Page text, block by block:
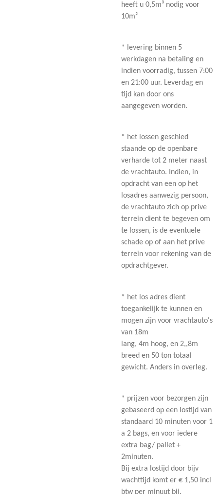
heeft u 0,5m³ nodig voor
10m²
* levering binnen 5
werkdagen na betaling en
indien voorradig, tussen 7:00
en 21:00 uur. Leverdag en
tijd kan door ons
aangegeven worden.
* het lossen geschied
staande op de openbare
verharde tot 2 meter naast
de vrachtauto. Indien, in
opdracht van een op het
losadres aanwezig persoon,
de vrachtauto zich op prive
terrein dient te begeven om
te lossen, is de eventuele
schade op of aan het prive
terrein voor rekening van de
opdrachtgever.
* het los adres dient
toegankelijk te kunnen en
mogen zijn voor vrachtauto's
van 18m
lang, 4m hoog, en 2,,8m
breed en 50 ton totaal
gewicht. Anders in overleg.
* prijzen voor bezorgen zijn
gebaseerd op een lostijd van
standaard 10 minuten voor 1
a 2 bags, en voor iedere
extra bag/ pallet +
2minuten.
Bij extra lostijd door bijv
wachttijd komt er € 1,50 incl
btw per minuut bij.